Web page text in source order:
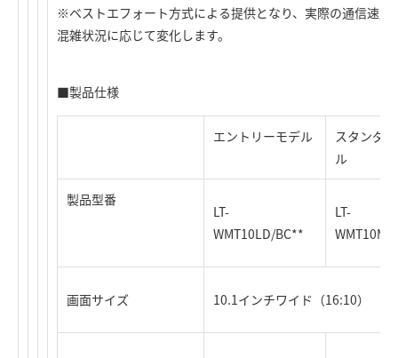
※ベストエフォート方式による提供となり、実際の通信速度
混雑状況に応じて変化します。
■製品仕様
エントリーモデル
スタンダ
ル
製品型番
LT-
WMT10LD/BC**
LT-
画面サイズ 10.1インチワイド（16:10）